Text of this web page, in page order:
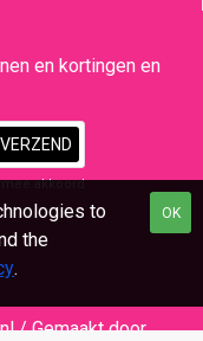
en kortingen en
VERZEND
akkoord
/ Gemaakt door
OK
to
the
.